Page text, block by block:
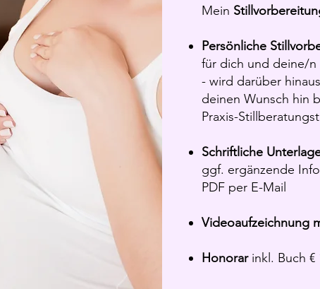
Mein
Persönliche
für dich und deine/n
- wird darüber
deinen Wunsch hin
Praxis-
Schriftliche
ggf. ergänzende
PDF per E-Mail
Videoaufzeichnung
Honorarinkl. Buch €